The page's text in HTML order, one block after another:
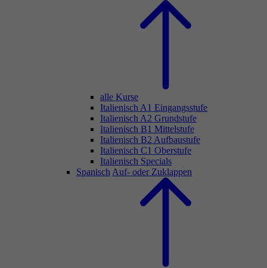
alle Kurse
Italienisch A1 Eingangsstufe
Italienisch A2 Grundstufe
Italienisch B1 Mittelstufe
Italienisch B2 Aufbaustufe
Italienisch C1 Oberstufe
Italienisch Specials
Spanisch Auf- oder Zuklappen